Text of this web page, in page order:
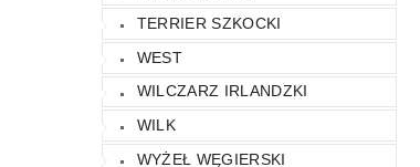
TERRIER SZKOCKI
WEST
WILCZARZ IRLANDZKI
WILK
WYŻEŁ WĘGIERSKI